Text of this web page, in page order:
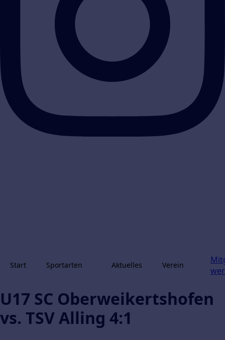
Start Sportarten Aktuelles Verein
U17 SC Oberweikertshofen
vs. TSV Alling 4:1